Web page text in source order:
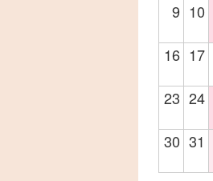
9 10
16 17
23 24
30 31